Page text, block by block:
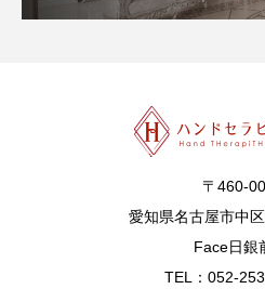
〒460-
愛知県名古屋市中
Face日銀
TEL：052-